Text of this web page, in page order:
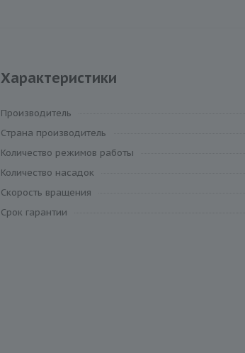
Характеристики
Производитель
Cтрана производитель
Количество режимов работы
Количество насадок
Скорость вращения
Срок гарантии